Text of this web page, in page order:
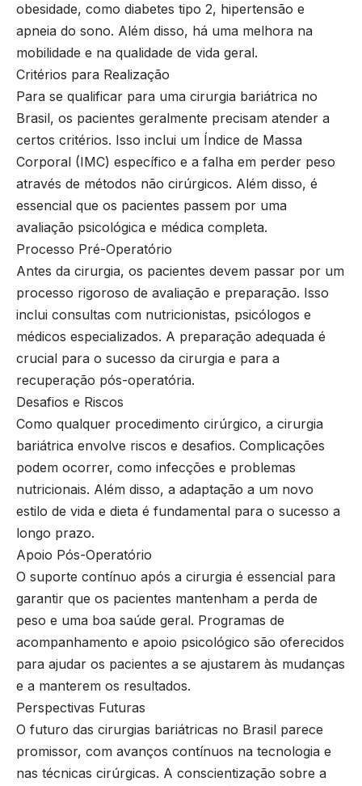
obesidade, como diabetes tipo 2, hipertensão e
apneia do sono. Além disso, há uma melhora na
mobilidade e na qualidade de vida geral.
Critérios para Realização
Para se qualificar para uma cirurgia bariátrica no
Brasil, os pacientes geralmente precisam atender a
certos critérios. Isso inclui um Índice de Massa
Corporal (IMC) específico e a falha em perder peso
através de métodos não cirúrgicos. Além disso, é
essencial que os pacientes passem por uma
avaliação psicológica e médica completa.
Processo Pré-Operatório
Antes da cirurgia, os pacientes devem passar por um
processo rigoroso de avaliação e preparação. Isso
inclui consultas com nutricionistas, psicólogos e
médicos especializados. A preparação adequada é
crucial para o sucesso da cirurgia e para a
recuperação pós-operatória.
Desafios e Riscos
Como qualquer procedimento cirúrgico, a cirurgia
bariátrica envolve riscos e desafios. Complicações
podem ocorrer, como infecções e problemas
nutricionais. Além disso, a adaptação a um novo
estilo de vida e dieta é fundamental para o sucesso a
longo prazo.
Apoio Pós-Operatório
O suporte contínuo após a cirurgia é essencial para
garantir que os pacientes mantenham a perda de
peso e uma boa saúde geral. Programas de
acompanhamento e apoio psicológico são oferecidos
para ajudar os pacientes a se ajustarem às mudanças
e a manterem os resultados.
Perspectivas Futuras
O futuro das cirurgias bariátricas no Brasil parece
promissor, com avanços contínuos na tecnologia e
nas técnicas cirúrgicas. A conscientização sobre a